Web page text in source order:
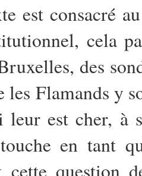
est consacré
cela
des
les Flamands y
leur est cher,
en tant
cette question